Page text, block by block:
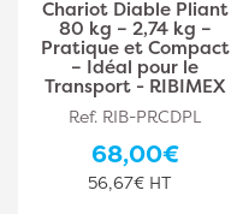
Chariot Diable Pliant
80 kg – 2,74 kg –
Pratique et Compact
– Idéal pour le
Transport - RIBIMEX
Ref. RIB-PRCDPL
68,00€
56,67€ HT